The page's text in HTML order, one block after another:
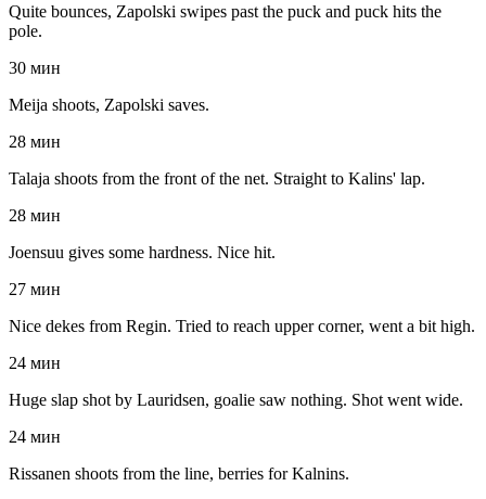
Quite bounces, Zapolski swipes past the puck and puck hits the
pole.
30 мин
Meija shoots, Zapolski saves.
28 мин
Talaja shoots from the front of the net. Straight to Kalins' lap.
28 мин
Joensuu gives some hardness. Nice hit.
27 мин
Nice dekes from Regin. Tried to reach upper corner, went a bit high.
24 мин
Huge slap shot by Lauridsen, goalie saw nothing. Shot went wide.
24 мин
Rissanen shoots from the line, berries for Kalnins.